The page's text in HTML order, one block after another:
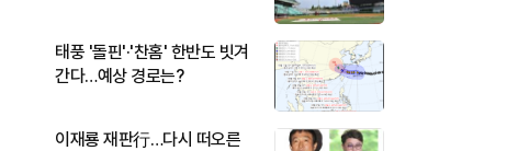
태풍 '돌핀'·'찬홈' 한반도 빗겨
간다…예상 경로는?
이재룡 재판行…다시 떠오른